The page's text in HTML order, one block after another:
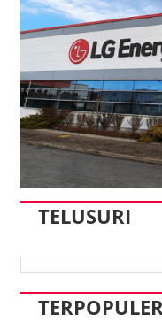
TELUSURI